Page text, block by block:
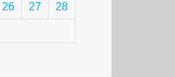
26 27 28